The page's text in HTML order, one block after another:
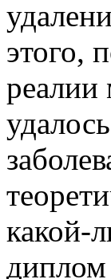
этого,
реалии
какой-